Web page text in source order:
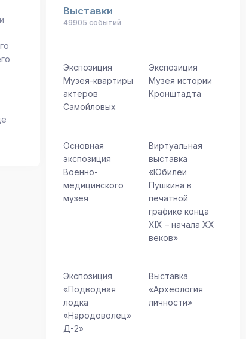
Выставки
49905 событий
Экспозиция
Музея-квартиры
актеров
Самойловых
Экспозиция
Музея истории
Кронштадта
Основная
экспозиция
Военно-
медицинского
музея
Виртуальная
выставка
«Юбилеи
Пушкина в
печатной
графике конца
XIX – начала XX
веков»
Экспозиция
«Подводная
лодка
«Народоволец»
Д-2»
Выставка
«Археология
личности»